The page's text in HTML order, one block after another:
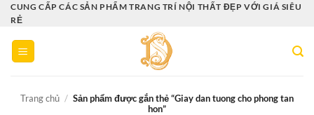
Bỏ
qua
nội
dung
CUNG CẤP CÁC SẢN PHẨM TRANG TRÍ NỘI THẤT ĐẸP VỚI GIÁ SIÊU
RẺ
Trang chủ / Sản phẩm được gắn thẻ “Giay dan tuong cho phong tan
hon”